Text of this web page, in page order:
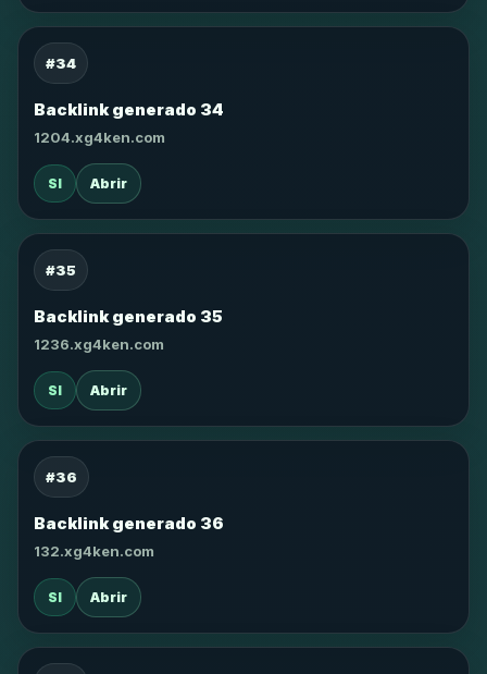
#34
Backlink generado 34
1204.xg4ken.com
SI Abrir
#35
Backlink generado 35
1236.xg4ken.com
SI Abrir
#36
Backlink generado 36
132.xg4ken.com
SI Abrir